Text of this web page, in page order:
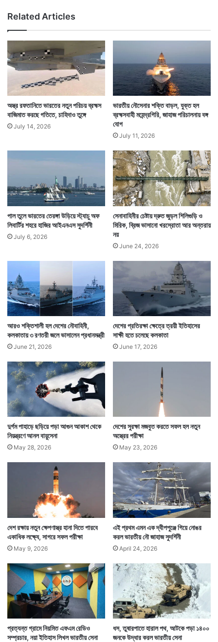
নু
ষে
র
ঢ
ল
Related Articles
অস্ত্র রফতানিতে ভারতের নতুন পরিচয় ব্রহ্মস
বাজিমাত করছে গতিতে, চাহিদাও তুঙ্গে
July 14, 2026
ভারতীয় নৌসেনার শক্তি বাড়ল, যুক্ত হল
ব্রহ্মসবাহী মহেন্দ্রগিরি, জাহাজ পরিচালনায় বঙ্গ
যোগ
July 11, 2026
পাল তুলে ভারতের তেরঙ্গা উড়িয়ে স্ট্যাচু অফ
লিবার্টির শহরে হাজির আইএনএস সুদর্শিনী
July 6, 2026
সেনাবাহিনীর চেষ্টায় দ্রুত জুড়ল শিলিগুড়ি ও
মিরিক, ব্রিজ ভাসানো খরস্রোতা আর অন্তরায়
নয়
June 24, 2026
আরও শক্তিশালী হল দেশের নৌবাহিনী,
কলকাতায় ৩ রণতরী জলে ভাসালেন প্রধানমন্ত্রী
June 21, 2026
দেশের প্রতিরক্ষা ক্ষেত্রে ত্রয়ী ইতিহাসের
সাক্ষী হতে চলেছে কলকাতা
June 17, 2026
দুর্গম পাহাড়ে ছড়িয়ে পড়া আগুন আকাশ থেকে
নিয়ন্ত্রণে আনল বায়ুসেনা
May 28, 2026
দেশের সুরক্ষা মজবুত করতে সফল হল নতুন
অস্ত্রের পরীক্ষা
May 23, 2026
দেশ রক্ষায় নতুন ক্ষেপণাস্ত্র হানা দিতে পারবে
একাধিক লক্ষ্যে, সাগরে সফল পরীক্ষা
May 9, 2026
এই প্রথম এমন এক দ্বীপপুঞ্জে গিয়ে নোঙর
করল ভারতীয় নৌ জাহাজ সুদর্শিনী
April 24, 2026
প্রত্যন্ত গ্রামে নিয়মিত এফএম রেডিও
সম্প্রচার, নয়া ইতিহাস লিখল ভারতীয় সেনা
ধস, তুষারপাতে হারাল পথ, আটকে পড়া ১৪০০
জনকে উদ্ধার করল ভারতীয় সেনা